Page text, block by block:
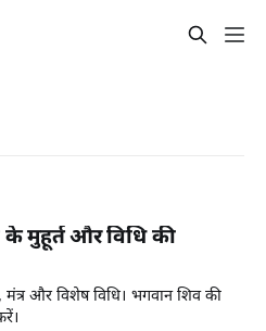
के मुहूर्त और विधि की
मंत्र और विशेष विधि। भगवान शिव की